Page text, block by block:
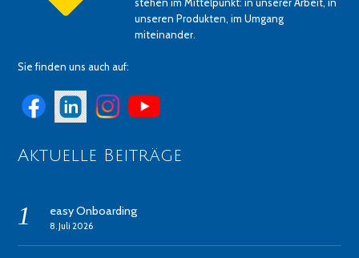
unseren Produkten, im Umgang
miteinander.
Sie finden uns auch auf:
Aktuelle Beiträge
easy Onboarding
8. Juli 2026